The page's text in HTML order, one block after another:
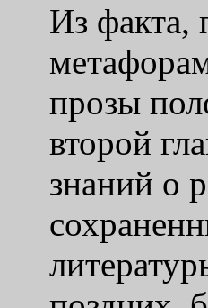
Из факта,
прозы
второй
знаний о